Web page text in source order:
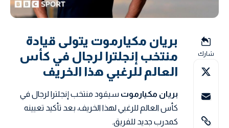
شارك
بريان مكيارموت يتولى قيادة
منتخب إنجلترا لرجال في كأس
العالم للرغبي هذا الخريف
بريان مكيارموتسيقود منتخب إنجلترا لرجال في
كأس العالم للرغبي لهذا الخريف، بعد تأكيد تعيينه
كمدرب جديد للفريق.